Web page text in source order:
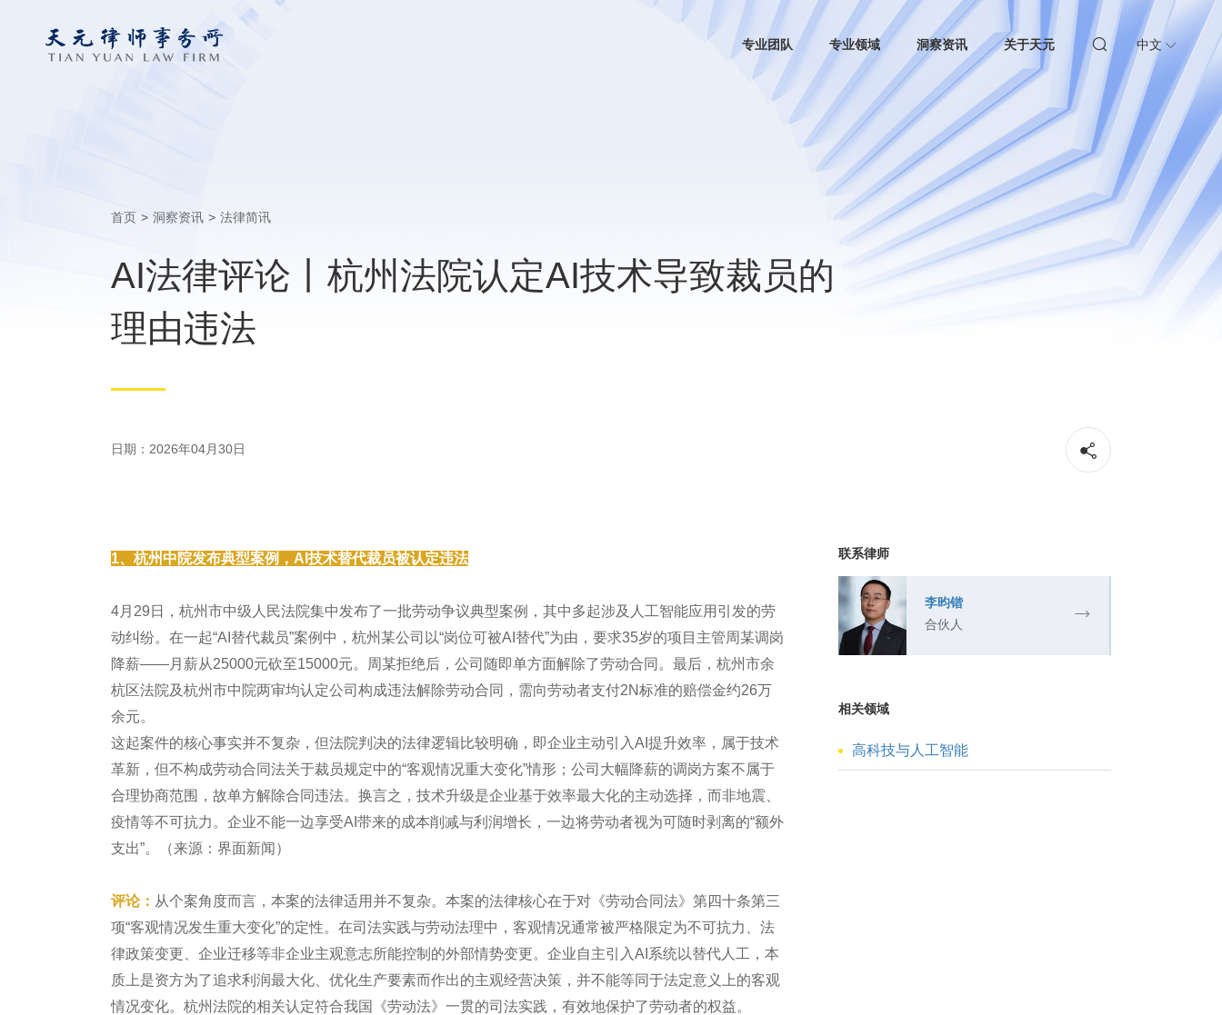
专业团队 专业领域 洞察资讯 关于天元 中文
首页 > 洞察资讯 > 法律简讯
AI法律评论丨杭州法院认定AI技术导致裁员的
理由违法
日期：2026年04月30日
1、杭州中院发布典型案例，AI技术替代裁员被认定违法
4月29日，杭州市中级人民法院集中发布了一批劳动争议典型案例，其中多起涉及人工智能应用引发的劳
动纠纷。在一起“AI替代裁员”案例中，杭州某公司以“岗位可被AI替代”为由，要求35岁的项目主管周某调岗
降薪——月薪从25000元砍至15000元。周某拒绝后，公司随即单方面解除了劳动合同。最后，杭州市余
杭区法院及杭州市中院两审均认定公司构成违法解除劳动合同，需向劳动者支付2N标准的赔偿金约26万
余元。
这起案件的核心事实并不复杂，但法院判决的法律逻辑比较明确，即企业主动引入AI提升效率，属于技术
革新，但不构成劳动合同法关于裁员规定中的“客观情况重大变化”情形；公司大幅降薪的调岗方案不属于
合理协商范围，故单方解除合同违法。换言之，技术升级是企业基于效率最大化的主动选择，而非地震、
疫情等不可抗力。企业不能一边享受AI带来的成本削减与利润增长，一边将劳动者视为可随时剥离的“额外
支出”。（来源：界面新闻）
评论： 从个案角度而言，本案的法律适用并不复杂。本案的法律核心在于对《劳动合同法》第四十条第三
项“客观情况发生重大变化”的定性。在司法实践与劳动法理中，客观情况通常被严格限定为不可抗力、法
律政策变更、企业迁移等非企业主观意志所能控制的外部情势变更。企业自主引入AI系统以替代人工，本
质上是资方为了追求利润最大化、优化生产要素而作出的主观经营决策，并不能等同于法定意义上的客观
情况变化。杭州法院的相关认定符合我国《劳动法》一贯的司法实践，有效地保护了劳动者的权益。
联系律师
李昀锴
合伙人
相关领域
高科技与人工智能